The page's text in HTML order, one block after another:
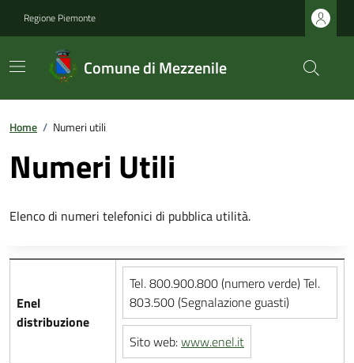
Regione Piemonte
Comune di Mezzenile
Home / Numeri utili
Numeri Utili
Elenco di numeri telefonici di pubblica utilità.
Enel
distribuzione
Tel. 800.900.800 (numero verde) Tel.
803.500 (Segnalazione guasti)
Sito web:www.enel.it